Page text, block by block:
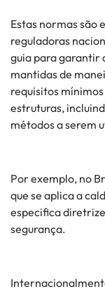
Estas normas são
reguladoras
guia para garantir
mantidas de
requisitos
estruturas,
métodos a serem
Por exemplo, no
que se aplica a
especifica
segurança.